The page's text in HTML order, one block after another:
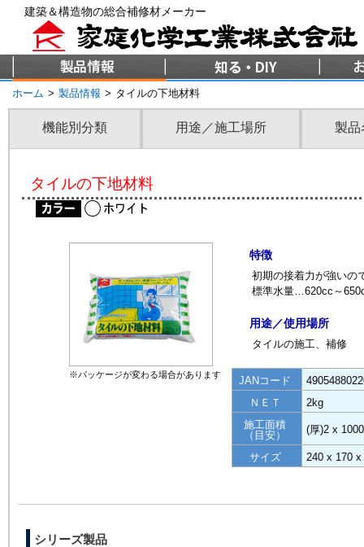
建築＆構造物の総合補修材メーカー
ホーム > 製品情報 > タイルの下地材料
機能別分類 用途／施工場所 製品
タイルの下地材料
※パッケージが変わる場合があります
特徴
初期の接着力が強いの
標準水量…620cc～
用途／使用場所
タイルの施工、補修
JANコード
ＮＥＴ
2kg
施工面積
（目安）
(厚)2 x
サイズ 240 x 170
シリーズ製品